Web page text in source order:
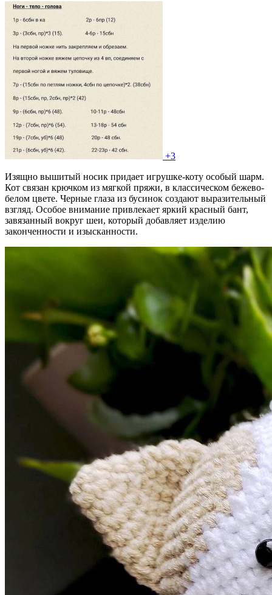
+3
Изящно вышитый носик придает игрушке-коту особый шарм.
Кот связан крючком из мягкой пряжи, в классическом бежево-
белом цвете. Черные глаза из бусинок создают выразительный
взгляд. Особое внимание привлекает яркий красный бант,
завязанный вокруг шеи, который добавляет изделию
законченности и изысканности.